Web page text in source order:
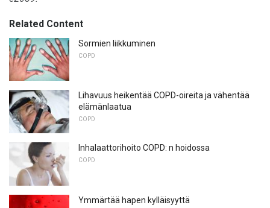
Related Content
Sormien liikkuminen
COPD
Lihavuus heikentää COPD-oireita ja vähentää
elämänlaatua
COPD
Inhalaattorihoito COPD: n hoidossa
COPD
Ymmärtää hapen kylläisyyttä